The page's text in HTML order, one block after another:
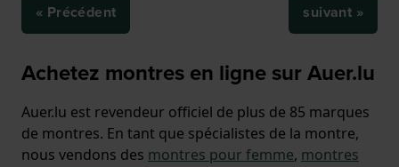
« Précédent suivant »
Achetez montres en ligne sur Auer.lu
Auer.lu est revendeur officiel de plus de 85 marques
de montres. En tant que spécialistes de la montre,
nous vendons des montres pour femme, montres